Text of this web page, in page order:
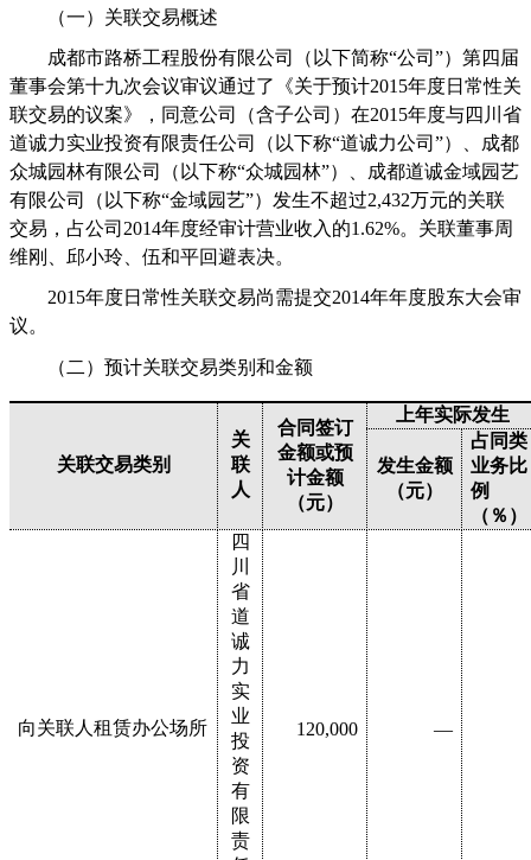
（一）关联交易概述
成都市路桥工程股份有限公司（以下简称“公司”）第四届
董事会第十九次会议审议通过了《关于预计2015年度日常性关
联交易的议案》，同意公司（含子公司）在2015年度与四川省
道诚力实业投资有限责任公司（以下称“道诚力公司”）、成都
众城园林有限公司（以下称“众城园林”）、成都道诚金域园艺
有限公司（以下称“金域园艺”）发生不超过2,432万元的关联
交易，占公司 2014年度经审计营业收入的1.62%。关联董事周
维刚、邱小玲、伍和平回避表决。
2015年度日常性关联交易尚需提交2014年年度股东大会审
议。
（二）预计关联交易类别和金额
关联交易类别
关
联
人
合同签订
金额或预
计金额
（元）
上年实际发生
发生金额
（元）
占同类
业务比
例
（％）
向关联人租赁办公场所
四
川
省
道
诚
力
实
业
投
资
有
限
责
120,000 —